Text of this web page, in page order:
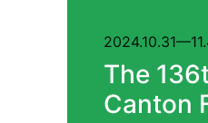
2024.10.31
The
Canton